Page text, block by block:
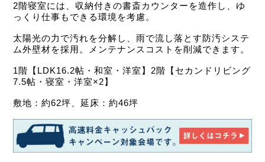
2階寝室には、収納付きの書斎カウンターを造作し、ゆ
っくり仕事もできる環境を考慮。
太陽光の力で汚れを分解し、雨で流し落とす防汚システ
ム外壁材を採用。メンテナンスコストを削減できます。
1階【LDK16.2帖・和室・洋室】2階【セカンドリビング
7.5帖・寝室・洋室×2】
敷地：約62坪、延床：約46坪